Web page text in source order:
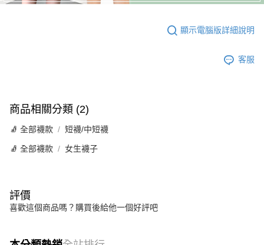
顯示電腦版詳細說明
客服
商品相關分類 (2)
🧦 全部襪款 短襪/中短襪
🧦 全部襪款 女生襪子
評價
喜歡這個商品嗎？購買後給他一個好評吧